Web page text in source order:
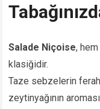
Salade Niçoise,
klasiğidir.
Taze sebzelerin
zeytinyağının